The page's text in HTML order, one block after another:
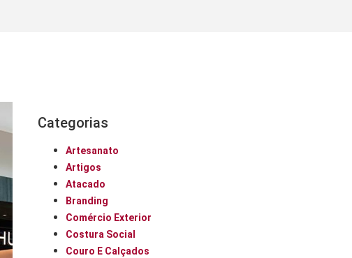
Categorias
Artesanato
Artigos
Atacado
Branding
Comércio Exterior
Costura Social
Couro E Calçados